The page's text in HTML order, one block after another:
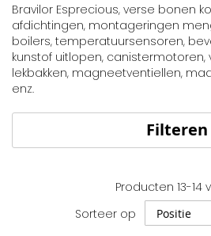
Bravilor Esprecious, verse bonen
afdichtingen, montageringen
boilers, temperatuursensoren,
kunstof uitlopen, canistermotoren,
lekbakken, magneetventiellen,
enz.
Filteren
Producten 13-14
Sorteer op